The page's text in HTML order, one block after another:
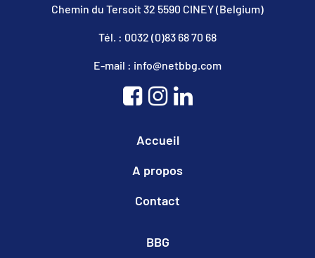
Chemin du Tersoit 32 5590 CINEY (Belgium)
Tél. : 0032 (0)83 68 70 68
E-mail : info@netbbg.com
Accueil
A propos
Contact
BBG